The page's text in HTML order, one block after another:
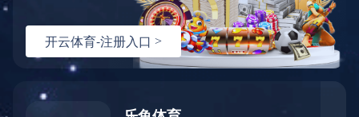
息县高中学生食堂及管线布置